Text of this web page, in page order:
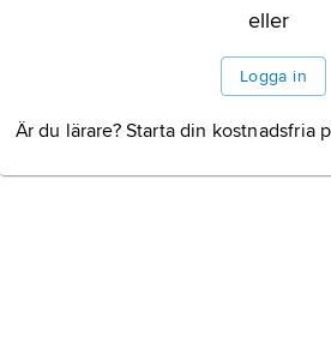
eller
Logga in
Är du lärare? Starta din kostnadsfria